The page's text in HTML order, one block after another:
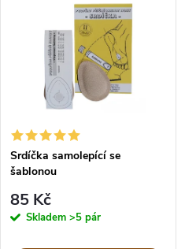
Srdíčka samolepící se
šablonou
85 Kč
Skladem >5 pár